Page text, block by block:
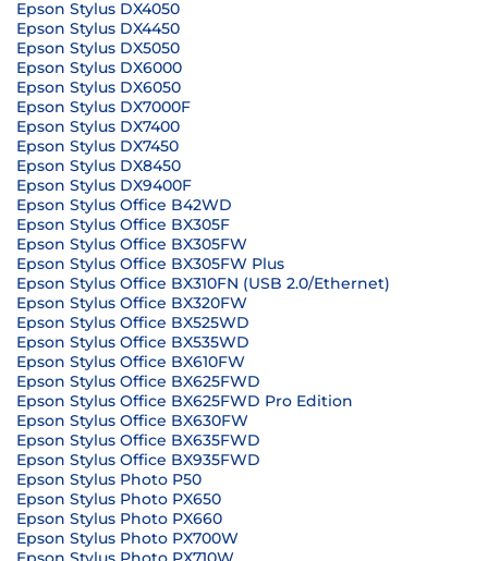
Epson Stylus DX4050
Epson Stylus DX4450
Epson Stylus DX5050
Epson Stylus DX6000
Epson Stylus DX6050
Epson Stylus DX7000F
Epson Stylus DX7400
Epson Stylus DX7450
Epson Stylus DX8450
Epson Stylus DX9400F
Epson Stylus Office B42WD
Epson Stylus Office BX305F
Epson Stylus Office BX305FW
Epson Stylus Office BX305FW Plus
Epson Stylus Office BX310FN (USB 2.0/Ethernet)
Epson Stylus Office BX320FW
Epson Stylus Office BX525WD
Epson Stylus Office BX535WD
Epson Stylus Office BX610FW
Epson Stylus Office BX625FWD
Epson Stylus Office BX625FWD Pro Edition
Epson Stylus Office BX630FW
Epson Stylus Office BX635FWD
Epson Stylus Office BX935FWD
Epson Stylus Photo P50
Epson Stylus Photo PX650
Epson Stylus Photo PX660
Epson Stylus Photo PX700W